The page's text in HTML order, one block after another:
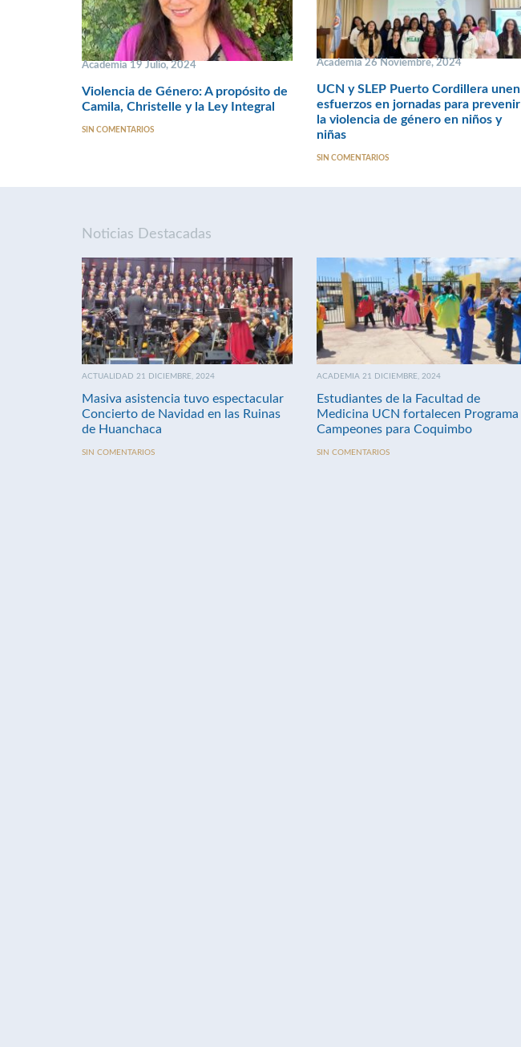
Academia 19 Julio, 2024
Violencia de Género: A propósito de
Camila, Christelle y la Ley Integral
SIN COMENTARIOS
Academia 26 Noviembre, 2024
UCN y SLEP Puerto Cordillera unen
esfuerzos en jornadas para prevenir
la violencia de género en niños y
niñas
SIN COMENTARIOS
Noticias Destacadas
ACTUALIDAD 21 DICIEMBRE, 2024
Masiva asistencia tuvo espectacular
Concierto de Navidad en las Ruinas
de Huanchaca
SIN COMENTARIOS
ACADEMIA 21 DICIEMBRE, 2024
Estudiantes de la Facultad de
Medicina UCN fortalecen Programa
Campeones para Coquimbo
SIN COMENTARIOS